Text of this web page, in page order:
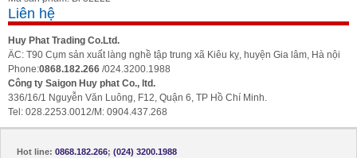
Liên hệ
Huy Phat Trading Co.Ltd.
ÄC: T90 Cụm sản xuất làng nghề tập trung xã Kiêu kỵ, huyện Gia lâm, Hà nội
Phone:0868.182.266 /024.3200.1988
Công ty Saigon Huy phat Co., ltd.
336/16/1 Nguyễn Văn Luông, F12, Quận 6, TP Hồ Chí Minh.
Tel: 028.2253.0012/M: 0904.437.268
Hot line: 0868.182.266; (024) 3200.1988